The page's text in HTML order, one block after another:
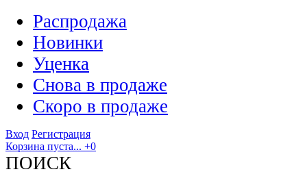
Распродажа
Новинки
Уценка
Снова в продаже
Скоро в продаже
Вход Регистрация
Корзина пуста... +0
ПОИСК